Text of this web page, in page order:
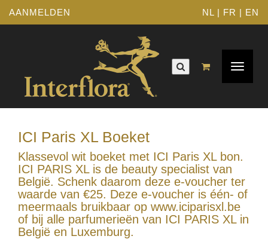
AANMELDEN NL | FR | EN
Toggle
ICI Paris XL Boeket
Klassevol wit boeket met ICI Paris XL bon.
ICI PARIS XL is de beauty specialist van
België. Schenk daarom deze e-voucher ter
waarde van €25. Deze e-voucher is één- of
meermaals bruikbaar op www.iciparisxl.be
of bij alle parfumerieën van ICI PARIS XL in
België en Luxemburg.